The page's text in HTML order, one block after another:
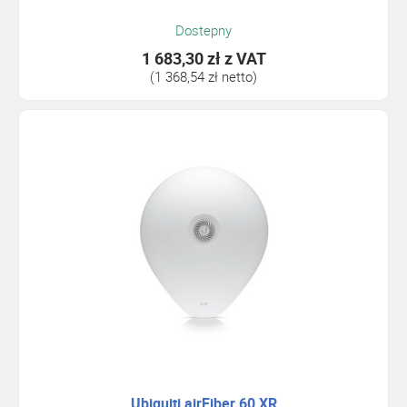
Dostepny
1 683,30 złz VAT
(1 368,54 zł netto)
Ubiquiti airFiber 60 XR